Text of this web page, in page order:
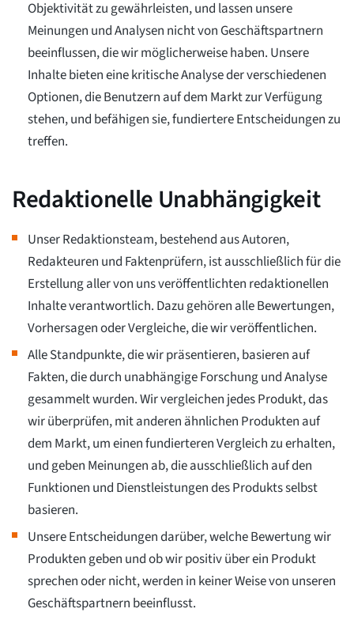
Objektivität zu gewährleisten, und lassen unsere
Meinungen und Analysen nicht von Geschäftspartnern
beeinflussen, die wir möglicherweise haben. Unsere
Inhalte bieten eine kritische Analyse der verschiedenen
Optionen, die Benutzern auf dem Markt zur Verfügung
stehen, und befähigen sie, fundiertere Entscheidungen zu
treffen.
Redaktionelle Unabhängigkeit
Unser Redaktionsteam, bestehend aus Autoren,
Redakteuren und Faktenprüfern, ist ausschließlich für die
Erstellung aller von uns veröffentlichten redaktionellen
Inhalte verantwortlich. Dazu gehören alle Bewertungen,
Vorhersagen oder Vergleiche, die wir veröffentlichen.
Alle Standpunkte, die wir präsentieren, basieren auf
Fakten, die durch unabhängige Forschung und Analyse
gesammelt wurden. Wir vergleichen jedes Produkt, das
wir überprüfen, mit anderen ähnlichen Produkten auf
dem Markt, um einen fundierteren Vergleich zu erhalten,
und geben Meinungen ab, die ausschließlich auf den
Funktionen und Dienstleistungen des Produkts selbst
basieren.
Unsere Entscheidungen darüber, welche Bewertung wir
Produkten geben und ob wir positiv über ein Produkt
sprechen oder nicht, werden in keiner Weise von unseren
Geschäftspartnern beeinflusst.